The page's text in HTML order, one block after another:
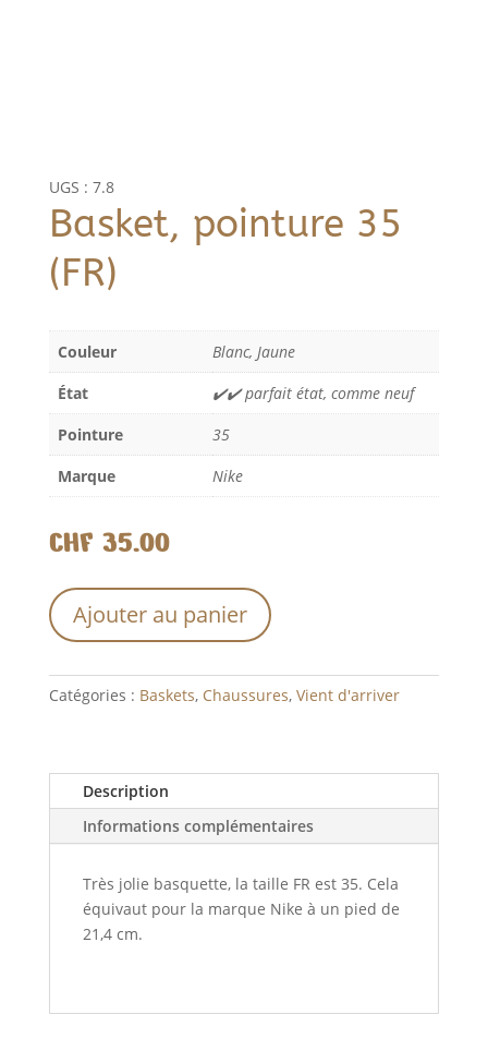
UGS : 7.8
Basket, pointure 35
(FR)
Couleur
Blanc, Jaune
État
✔️✔️ parfait état, comme neuf
Pointure
35
Marque
Nike
CHF 35.00
Ajouter au panier
l
e
r
t
v
:
Catégories : Baskets, Chaussures, Vient d'arriver
Description
Informations complémentaires
Très jolie basquette, la taille FR est 35. Cela
équivaut pour la marque Nike à un pied de
21,4 cm.